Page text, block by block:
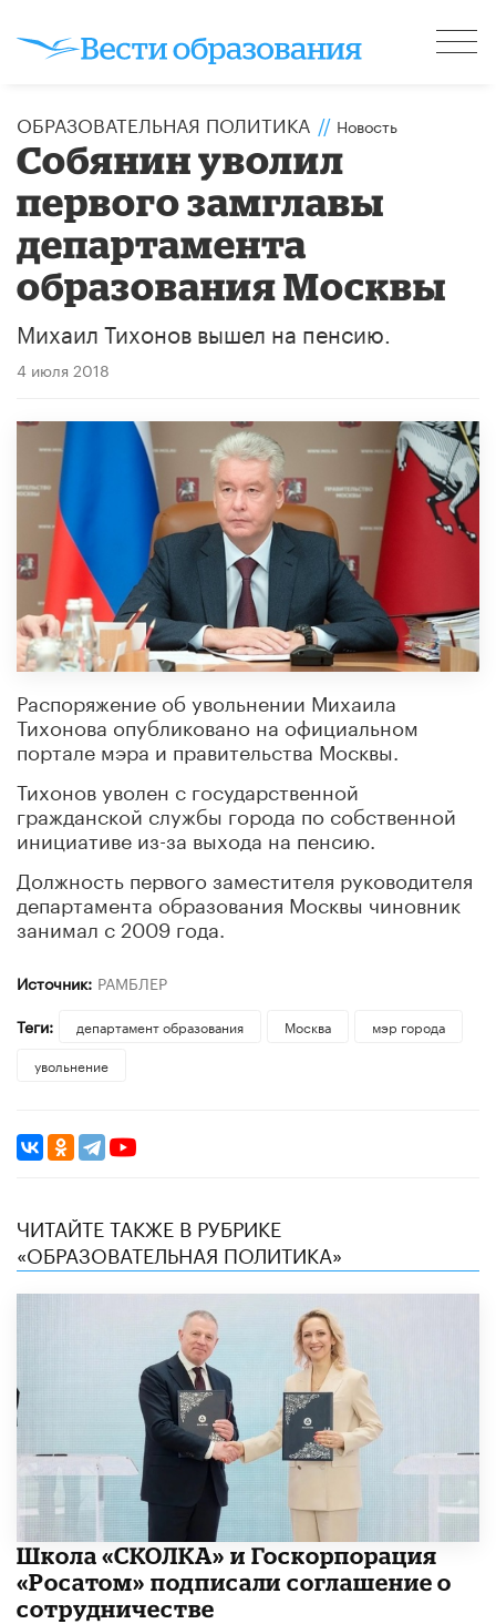
ОБРАЗОВАТЕЛЬНАЯ ПОЛИТИКА // Новость
Собянин уволил
первого замглавы
департамента
образования Москвы
Михаил Тихонов вышел на пенсию.
4 июля 2018
Распоряжение об увольнении Михаила
Тихонова опубликовано на официальном
портале мэра и правительства Москвы.
Тихонов уволен с государственной
гражданской службы города по собственной
инициативе из-за выхода на пенсию.
Должность первого заместителя руководителя
департамента образования Москвы чиновник
занимал с 2009 года.
Источник: РАМБЛЕР
Теги:
департамент образования Москва
мэр города
увольнение
ЧИТАЙТЕ ТАКЖЕ В РУБРИКЕ
«ОБРАЗОВАТЕЛЬНАЯ ПОЛИТИКА»
Школа «СКОЛКА» и Госкорпорация
«Росатом» подписали соглашение о
сотрудничестве